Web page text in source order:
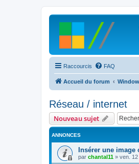
Raccourcis FAQ
Accueil du forum
Réseau / internet
Nouveau sujet
ANNONCES
Insérer une image
par chantal11 » ven. 12